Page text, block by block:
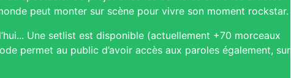
peut monter sur scène pour vivre son moment rockstar.
Une setlist est disponible (actuellement +70 morceaux
permet au public d’avoir accès aux paroles également, sur